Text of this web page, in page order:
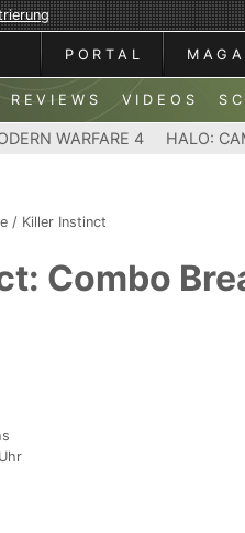
PORTAL
REVIEWS VIDEOS
WARFARE 4 HALO:
/ Killer Instinct
Combo